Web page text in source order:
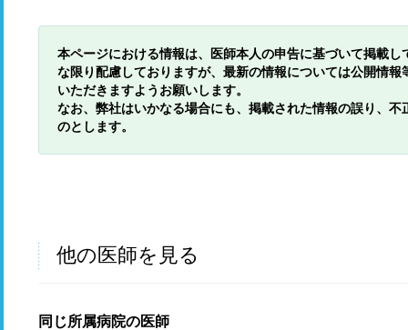
本ページにおける情報は、医師本人の申告に基づいて掲載
な限り配慮しておりますが、最新の情報については公開情
いただきますようお願いします。
なお、弊社はいかなる場合にも、掲載された情報の誤り、
のとします。
他の医師を見る
同じ所属病院の医師